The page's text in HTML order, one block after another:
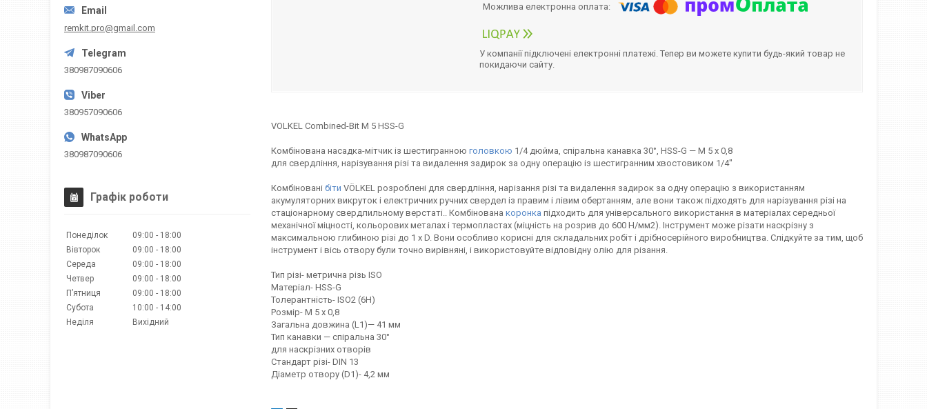
У компанії підключені електронні платежі. Тепер ви можете купити будь-який товар не
покидаючи сайту.
VOLKEL Combined-Bit M 5 HSS-G
Комбінована насадка-мітчик із шестигранною головкою 1/4 дюйма, спіральна канавка 30°, HSS-G — M 5 x 0,8
для свердління, нарізування різі та видалення задирок за одну операцію із шестигранним хвостовиком 1/4"
Комбіновані біти VÖLKEL розроблені для свердління, нарізання різі та видалення задирок за одну операцію з використанням
акумуляторних викруток і електричних ручних свердел із правим і лівим обертанням, але вони також підходять для нарізування різі на
стаціонарному свердлильному верстаті.. Комбінована коронка підходить для універсального використання в матеріалах середньої
механічної міцності, кольорових металах і термопластах (міцність на розрив до 600 Н/мм2). Інструмент може різати наскрізну з
максимальною глибиною різі до 1 x D. Вони особливо корисні для складальних робіт і дрібносерійного виробництва. Слідкуйте за тим, щоб
інструмент і вісь отвору були точно вирівняні, і використовуйте відповідну олію для різання.
Тип різі- метрична різь ISO
Матеріал- HSS-G
Толерантність- ISO2 (6H)
Розмір- М 5 х 0,8
Загальна довжина (L1)— 41 мм
Тип канавки — спіральна 30°
для наскрізних отворів
Стандарт різі- DIN 13
Діаметр отвору (D1)- 4,2 мм
remkit.pro@gmail.com
380987090606
380957090606
380987090606
Графік роботи
Понеділок 09:00
18:00
Вівторок
09:00
18:00
Середа
09:00
18:00
Четвер
09:00
18:00
Пʼятниця
09:00
18:00
Субота
10:00
14:00
Неділя
Вихідний